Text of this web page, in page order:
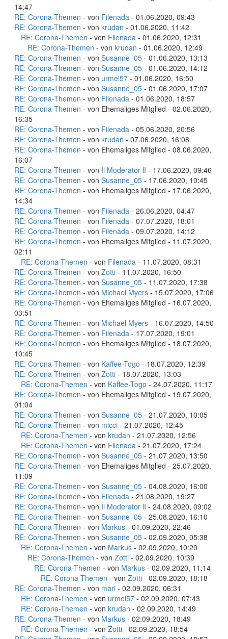
14:47
RE: Corona-Themen - von Filenada - 01.06.2020, 09:43
RE: Corona-Themen - von krudan - 01.06.2020, 11:42
RE: Corona-Themen - von Filenada - 01.06.2020, 12:31
RE: Corona-Themen - von krudan - 01.06.2020, 12:49
RE: Corona-Themen - von Susanne_05 - 01.06.2020, 13:13
RE: Corona-Themen - von Susanne_05 - 01.06.2020, 14:12
RE: Corona-Themen - von urmel57 - 01.06.2020, 16:50
RE: Corona-Themen - von Susanne_05 - 01.06.2020, 17:07
RE: Corona-Themen - von Filenada - 01.06.2020, 18:57
RE: Corona-Themen - von Ehemaliges Mitglied - 02.06.2020,
16:35
RE: Corona-Themen - von Filenada - 05.06.2020, 20:56
RE: Corona-Themen - von krudan - 07.06.2020, 16:08
RE: Corona-Themen - von Ehemaliges Mitglied - 08.06.2020,
16:07
RE: Corona-Themen - von Il Moderator lI - 17.06.2020, 09:46
RE: Corona-Themen - von Susanne_05 - 17.06.2020, 10:45
RE: Corona-Themen - von Ehemaliges Mitglied - 17.06.2020,
14:34
RE: Corona-Themen - von Filenada - 26.06.2020, 04:47
RE: Corona-Themen - von Filenada - 07.07.2020, 18:01
RE: Corona-Themen - von Filenada - 09.07.2020, 14:12
RE: Corona-Themen - von Ehemaliges Mitglied - 11.07.2020,
02:11
RE: Corona-Themen - von Filenada - 11.07.2020, 08:31
RE: Corona-Themen - von Zotti - 11.07.2020, 16:50
RE: Corona-Themen - von Susanne_05 - 11.07.2020, 17:38
RE: Corona-Themen - von Michael Myers - 15.07.2020, 17:06
RE: Corona-Themen - von Ehemaliges Mitglied - 16.07.2020,
03:51
RE: Corona-Themen - von Michael Myers - 16.07.2020, 14:50
RE: Corona-Themen - von Filenada - 17.07.2020, 19:01
RE: Corona-Themen - von Ehemaliges Mitglied - 18.07.2020,
10:45
RE: Corona-Themen - von Kaffee-Togo - 18.07.2020, 12:39
RE: Corona-Themen - von Zotti - 18.07.2020, 13:03
RE: Corona-Themen - von Kaffee-Togo - 24.07.2020, 11:17
RE: Corona-Themen - von Ehemaliges Mitglied - 19.07.2020,
01:04
RE: Corona-Themen - von Susanne_05 - 21.07.2020, 10:05
RE: Corona-Themen - von micci - 21.07.2020, 12:45
RE: Corona-Themen - von krudan - 21.07.2020, 12:56
RE: Corona-Themen - von Filenada - 21.07.2020, 17:24
RE: Corona-Themen - von Susanne_05 - 21.07.2020, 13:50
RE: Corona-Themen - von Ehemaliges Mitglied - 25.07.2020,
11:09
RE: Corona-Themen - von Susanne_05 - 04.08.2020, 16:00
RE: Corona-Themen - von Filenada - 21.08.2020, 19:27
RE: Corona-Themen - von Il Moderator lI - 24.08.2020, 09:02
RE: Corona-Themen - von Susanne_05 - 25.08.2020, 16:10
RE: Corona-Themen - von Markus - 01.09.2020, 22:46
RE: Corona-Themen - von Susanne_05 - 02.09.2020, 05:38
RE: Corona-Themen - von Markus - 02.09.2020, 10:20
RE: Corona-Themen - von Zotti - 02.09.2020, 10:39
RE: Corona-Themen - von Markus - 02.09.2020, 11:14
RE: Corona-Themen - von Zotti - 02.09.2020, 18:18
RE: Corona-Themen - von mari - 02.09.2020, 06:31
RE: Corona-Themen - von urmel57 - 02.09.2020, 07:43
RE: Corona-Themen - von krudan - 02.09.2020, 14:49
RE: Corona-Themen - von Markus - 02.09.2020, 18:49
RE: Corona-Themen - von Zotti - 02.09.2020, 18:54